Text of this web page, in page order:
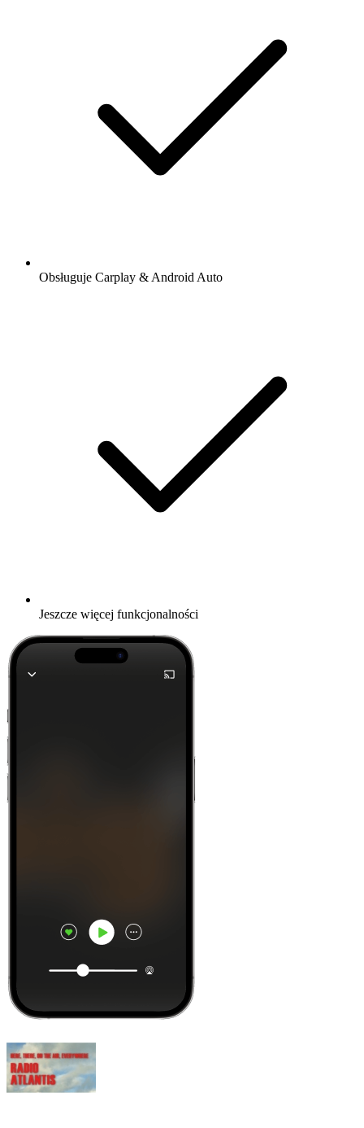
Obsługuje Carplay & Android Auto
Jeszcze więcej funkcjonalności